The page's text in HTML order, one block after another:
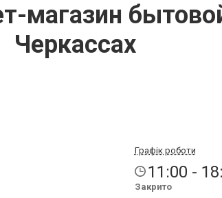
магазин
Черкассах
Графік роботи
11:00 -
Закрито